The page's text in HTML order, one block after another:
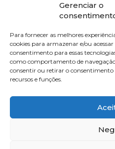
Gerenciar o
Para fornecer as melhores
cookies para armazenar e/ou
consentimento para essas
como comportamento de
consentir ou retirar o
recursos e funções.
Diretoria
FOTOS
Webmail
Artigos
Escritores do Sistema